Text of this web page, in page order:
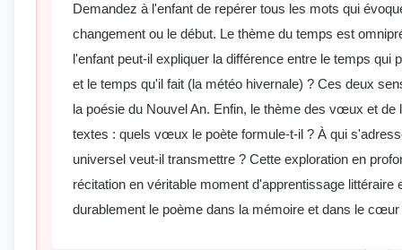
Demandez à l'enfant de repérer tous les mots qui
changement ou le début. Le thème du temps est
l'enfant peut-il expliquer la différence entre le temps qui
et le temps qu'il fait (la météo hivernale) ? Ces deux
la poésie du Nouvel An. Enfin, le thème des vœux et de
textes : quels vœux le poète formule-t-il ? À qui
universel veut-il transmettre ? Cette exploration en
récitation en véritable moment d'apprentissage littéraire
durablement le poème dans la mémoire et dans le cœur